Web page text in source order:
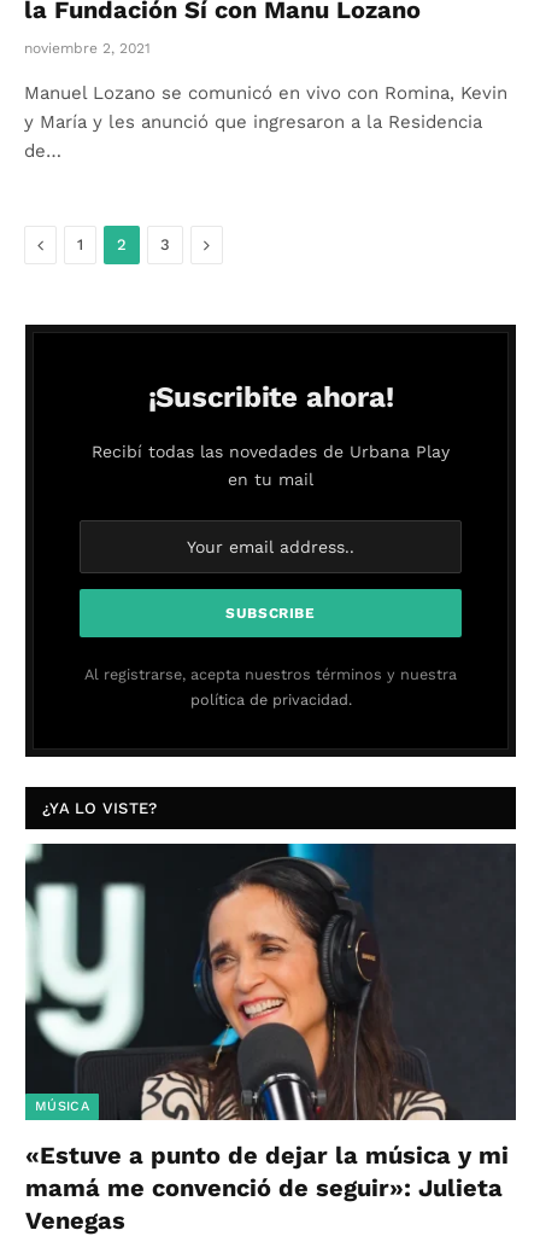
la Fundación Sí con Manu Lozano
noviembre 2, 2021
Manuel Lozano se comunicó en vivo con Romina, Kevin
y María y les anunció que ingresaron a la Residencia
de…
Anterior
1 2 3 Siguiente
¡Suscribite ahora!
Recibí todas las novedades de Urbana Play
en tu mail
Al registrarse, acepta nuestros términos y nuestra
política de privacidad.
¿YA LO VISTE?
MÚSICA
«Estuve a punto de dejar la música y mi
mamá me convenció de seguir»: Julieta
Venegas